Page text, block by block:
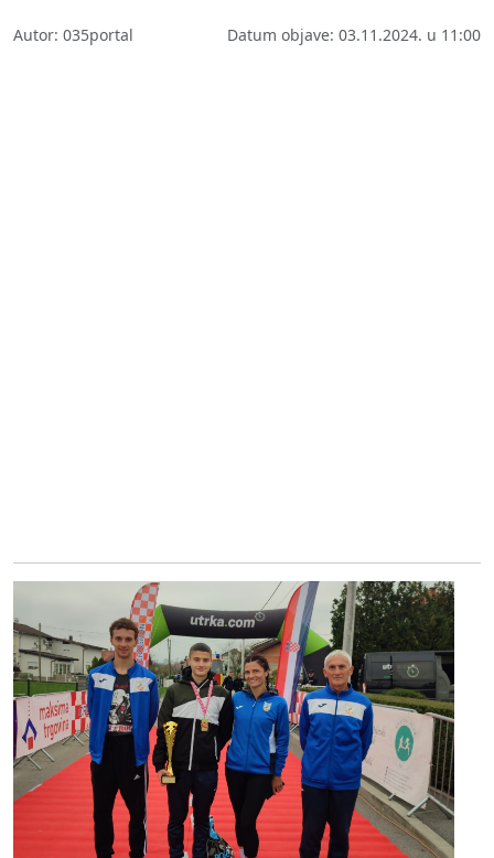
Autor: 035portal Datum objave: 03.11.2024. u 11:00